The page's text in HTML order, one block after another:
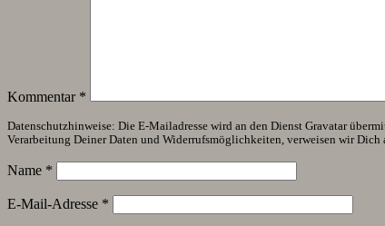
Kommentar *
Datenschutzhinweise: Die E-Mailadresse wird an den Dienst Gravatar
Verarbeitung Deiner Daten und Widerrufsmöglichkeiten, verweisen wir Dich
Name *
E-Mail-Adresse *